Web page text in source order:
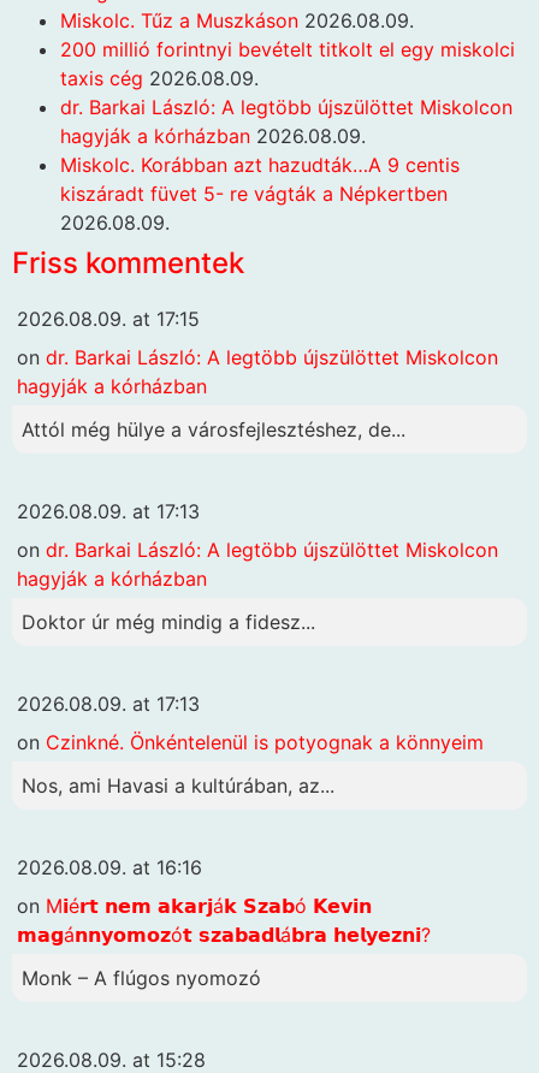
Miskolc. Tűz a Muszkáson 2026.08.09.
200 millió forintnyi bevételt titkolt el egy miskolci
taxis cég 2026.08.09.
dr. Barkai László: A legtöbb újszülöttet Miskolcon
hagyják a kórházban 2026.08.09.
Miskolc. Korábban azt hazudták…A 9 centis
kiszáradt füvet 5- re vágták a Népkertben
2026.08.09.
Friss kommentek
2026.08.09. at 17:15
on dr. Barkai László: A legtöbb újszülöttet Miskolcon
hagyják a kórházban
Attól még hülye a városfejlesztéshez, de...
2026.08.09. at 17:13
on dr. Barkai László: A legtöbb újszülöttet Miskolcon
hagyják a kórházban
Doktor úr még mindig a fidesz...
2026.08.09. at 17:13
on Czinkné. Önkéntelenül is potyognak a könnyeim
Nos, ami Havasi a kultúrában, az...
2026.08.09. at 16:16
on M𝗶é𝗿𝘁 𝗻𝗲𝗺 𝗮𝗸𝗮𝗿𝗷á𝗸 𝗦𝘇𝗮𝗯ó 𝗞𝗲𝘃𝗶𝗻
𝗺𝗮𝗴á𝗻𝗻𝘆𝗼𝗺𝗼𝘇ó𝘁 𝘀𝘇𝗮𝗯𝗮𝗱𝗹á𝗯𝗿𝗮 𝗵𝗲𝗹𝘆𝗲𝘇𝗻𝗶?
Monk – A flúgos nyomozó
2026.08.09. at 15:28